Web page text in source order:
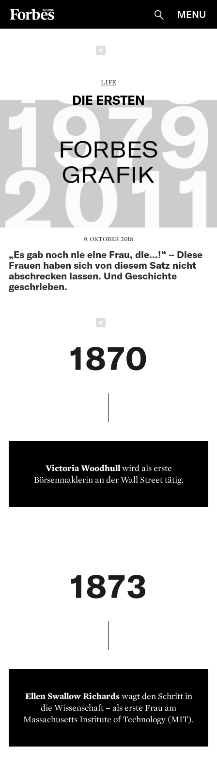
Suche
MENU
LIFE
DIE ERSTEN
9. OKTOBER 2018
„Es gab noch nie eine Frau, die...!“ – Diese
Frauen haben sich von diesem Satz nicht
abschrecken lassen. Und Geschichte
geschrieben.
Victoria Woodhullwird als erste
Börsenmaklerin an der Wall Street tätig.
Ellen Swallow Richardswagt den Schritt in
die Wissenschaft – als erste Frau am
Massachusetts Institute of Technology (MIT).